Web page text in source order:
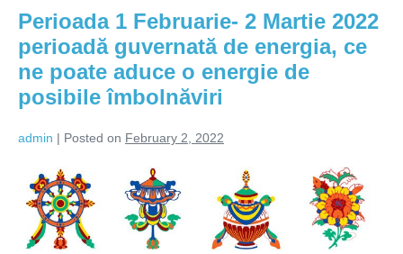
evolve,
and
our
personal
the
tone
for
the
energetic
umbrella
the
year,
will
us
and
wisdom
help
us
evolve,
and
Perioada 1 Februarie- 2 Martie 2022
perioadă guvernată de energia, ce
ne poate aduce o energie de
posibile îmbolnăviri
admin | Posted on February 2, 2022
Perioada
Februarie-